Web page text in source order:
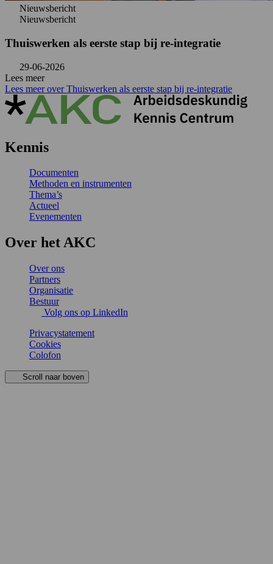
Nieuwsbericht
Nieuwsbericht
Thuiswerken als eerste stap bij re-integratie
29-06-2026
Lees meer
Lees meer over Thuiswerken als eerste stap bij re-integratie
Kennis
Documenten
Methoden en instrumenten
Thema’s
Actueel
Evenementen
Over het AKC
Over ons
Partners
Organisatie
Bestuur
Volg ons op LinkedIn
Privacystatement
Cookies
Colofon
Scroll naar boven